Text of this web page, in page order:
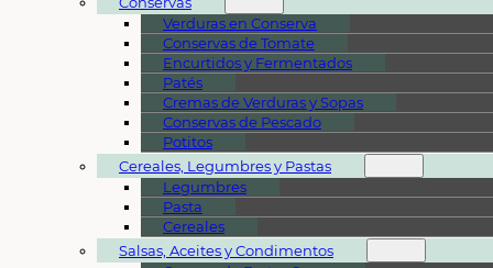
Verduras en Conserva
Conservas de Tomate
Encurtidos y Fermentados
Patés
Cremas de Verduras y Sopas
Conservas de Pescado
Potitos
Cereales, Legumbres y Pastas
Legumbres
Pasta
Cereales
Salsas, Aceites y Condimentos